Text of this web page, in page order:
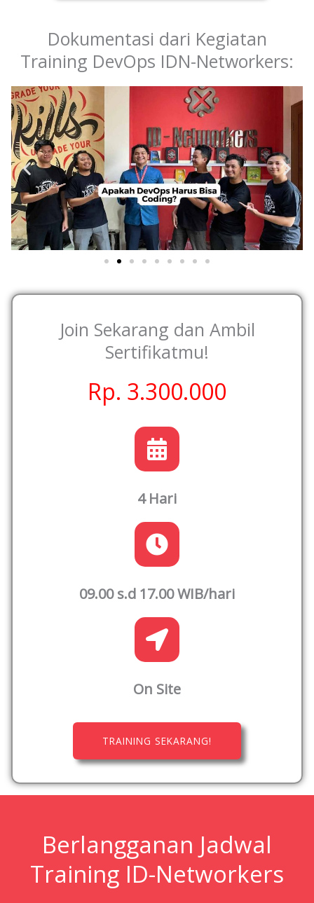
Dokumentasi dari Kegiatan
Training DevOps IDN-Networkers:
Join Sekarang dan Ambil
Sertifikatmu!
Rp. 3.300.000
4 Hari
09.00 s.d 17.00 WIB/hari
On Site
TRAINING SEKARANG!
Berlangganan Jadwal
Training ID-Networkers